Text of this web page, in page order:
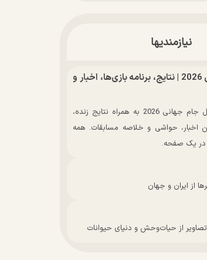
نیازمندیها
جدول جام جهانی 2026 | نتایج، برنامه بازی‌ها، اخبار و
مشاهده جدول کامل جام جهانی 2026 به همراه نتایج زنده،
اخبار، حواشی و خلاصه مسابقات. همه
در یک صفحه.
از ایران و جهان
از حیات‌وحش و دنیای حیوانات